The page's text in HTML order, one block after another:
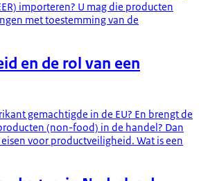
importeren? U mag die producten
met toestemming van de
en de rol van een
gemachtigde in de EU? En brengt de
(non-food) in de handel? Dan
voor productveiligheid. Wat is een